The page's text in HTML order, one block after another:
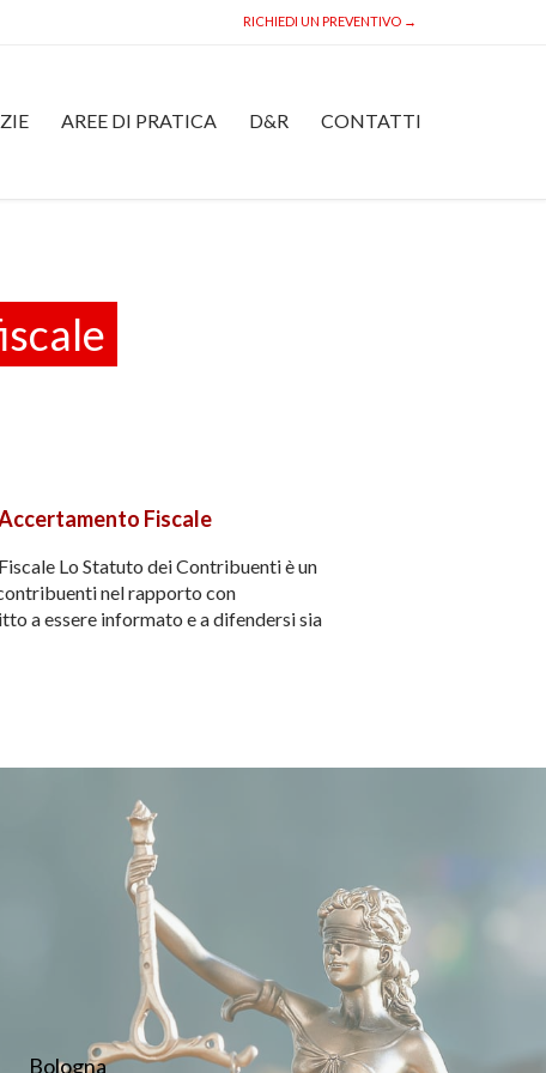
RICHIEDI UN PREVENTIVO →
AREE DI PRATICA D&R CONTATTI
Fiscale
Lo Statuto dei Contribuenti è un
nel rapporto con
a essere informato e a difendersi sia
Bologna